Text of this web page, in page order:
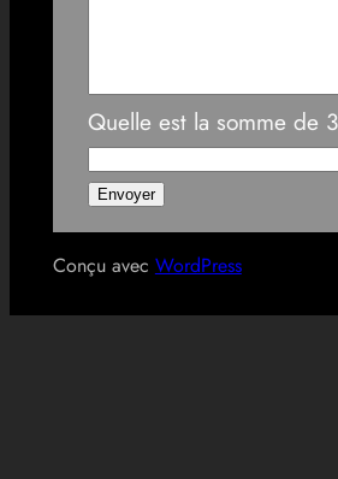
Quelle est la somme de
Conçu avec WordPress